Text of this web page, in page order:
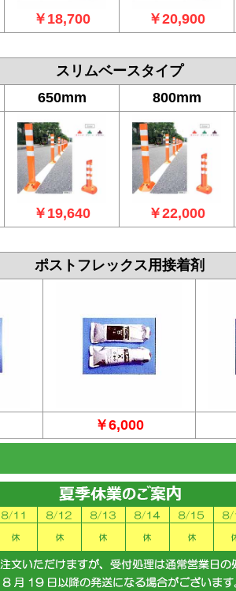
￥18,700 ￥20,900
スリムベースタイプ
650mm 800mm
￥19,640 ￥22,000
ポストフレックス用接着剤
￥6,000